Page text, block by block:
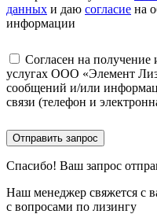
данных и даю согласие на
информации
Согласен на
услугах ООО «Элемент
сообщений и/или
связи (телефон и
Отправить запрос
Спасибо! Ваш запрос
Наш менеджер свяжется с
с вопросами по лизингу